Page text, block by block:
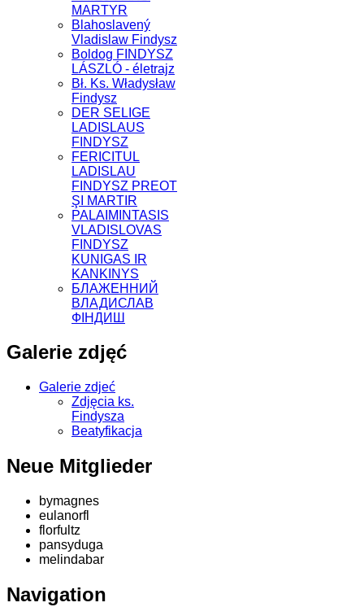
MARTYR
Blahoslavený
Vladislaw Findysz
Boldog FINDYSZ
LÁSZLÓ - életrajz
Bł. Ks. Władysław
Findysz
DER SELIGE
LADISLAUS
FINDYSZ
FERICITUL
LADISLAU
FINDYSZ PREOT
ŞI MARTIR
PALAIMINTASIS
VLADISLOVAS
FINDYSZ
KUNIGAS IR
KANKINYS
БЛАЖЕННИЙ
ВЛАДИСЛАВ
ФІНДИШ
Galerie zdjęć
Galerie zdjeć
Zdjęcia ks.
Findysza
Beatyfikacja
Neue Mitglieder
bymagnes
eulanorfl
florfultz
pansyduga
melindabar
Navigation